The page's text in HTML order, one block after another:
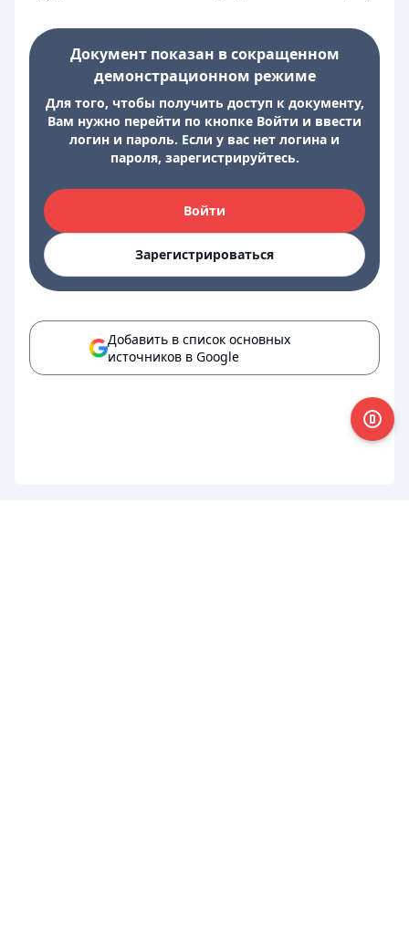
Документ показан в сокращенном
демонстрационном режиме
Для того, чтобы получить доступ к документу,
Вам нужно перейти по кнопке Войти и ввести
логин и пароль. Если у вас нет логина и
пароля, зарегистрируйтесь.
Войти
Зарегистрироваться
Добавить в список основных
источников в Google